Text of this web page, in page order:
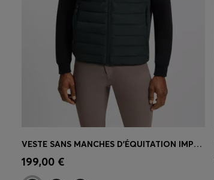
Achat rapide
taille)
VESTE SANS MANCHES D’ÉQUITATION IMPERMÉABLE AVEC LOGO IMPRIMÉ VERTICAL
199,00 €